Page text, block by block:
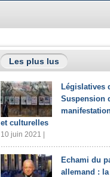
Les plus lus
Législatives
Suspension
et culturelles
10 juin 2021 |
Echami du
allemand :